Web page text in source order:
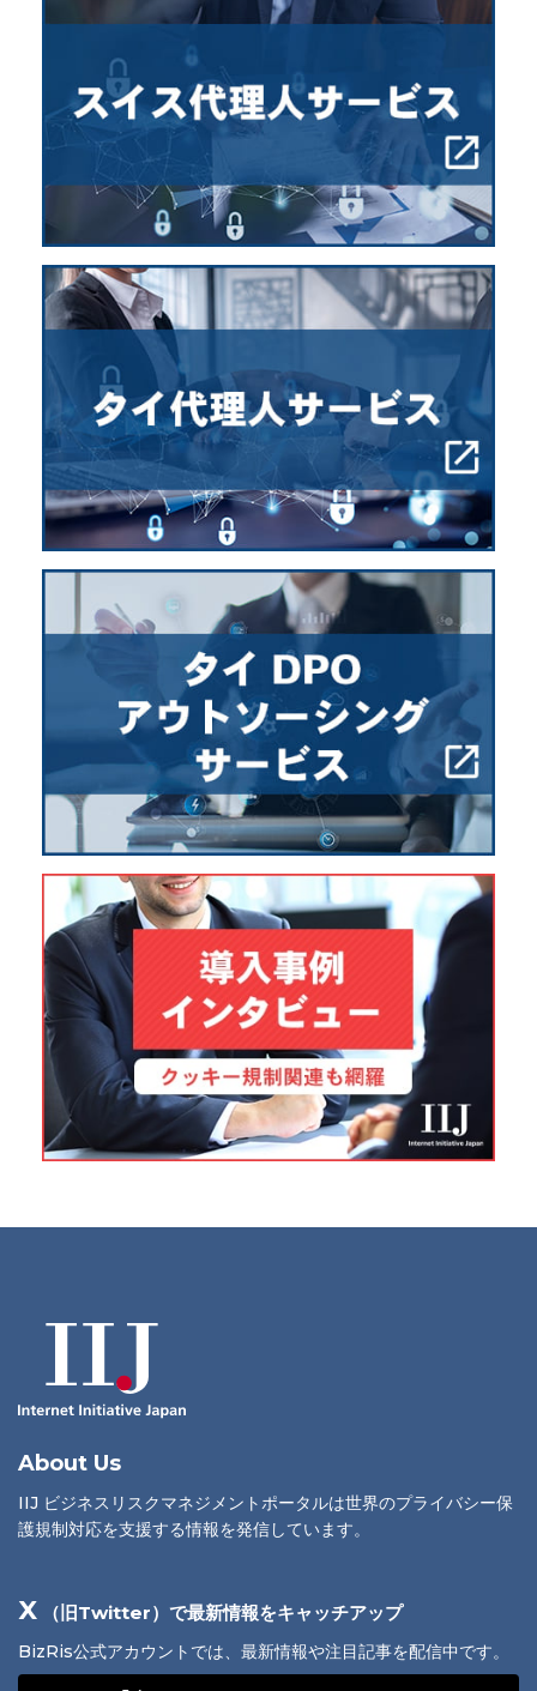
About Us
IIJ ビジネスリスクマネジメントポータルは世界のプライバシー保
護規制対応を支援する情報を発信しています。
X （旧Twitter）で最新情報をキャッチアップ
BizRis公式アカウントでは、最新情報や注目記事を配信中です。